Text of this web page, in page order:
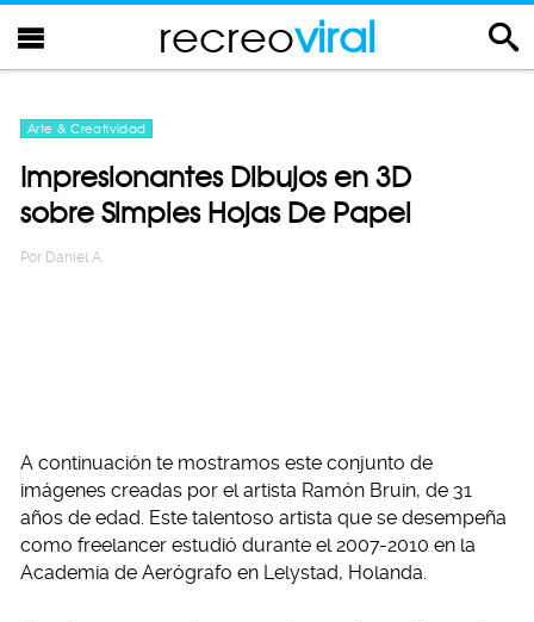
recreoviral
Arte & Creatividad
Impresionantes Dibujos en 3D
sobre Simples Hojas De Papel
Por Daniel A.
A continuación te mostramos este conjunto de
imágenes creadas por el artista Ramón Bruin, de 31
años de edad. Este talentoso artista que se desempeña
como freelancer estudió durante el 2007-2010 en la
Academia de Aerógrafo en Lelystad, Holanda.